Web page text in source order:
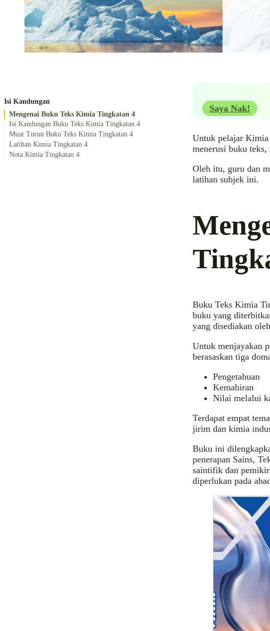
Isi Kandungan
Mengenai Buku Teks Kimia Tingkatan 4
Isi Kandungan Buku Teks Kimia Tingkatan 4
Muat Turun Buku Teks Kimia Tingkatan 4
Latihan Kimia Tingkatan 4
Nota Kimia Tingkatan 4
Saya Nak!
Untuk pelajar Kimia
menerusi buku
Oleh itu, guru dan
latihan subjek ini.
Buku Teks Kimia
buku yang
yang disediakan
Untuk menjayakan
berasaskan tiga
Pengetahuan
Kemahiran
Nilai melalui
Terdapat empat
jirim dan kimia
Buku ini
penerapan Sains,
saintifik dan
diperlukan pada